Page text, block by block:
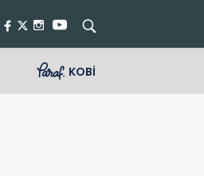
KOBİ